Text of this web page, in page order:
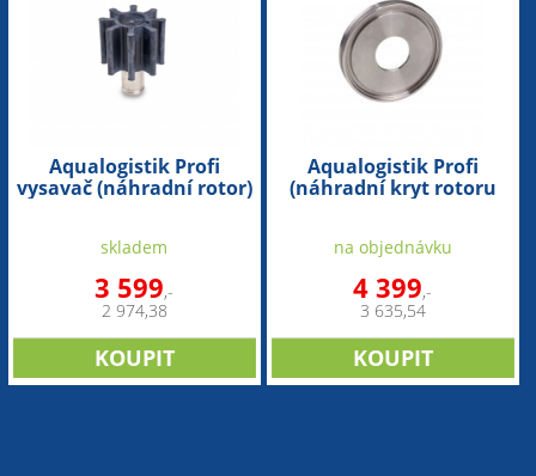
Aqualogistik Profi
vysavač (náhradní rotor)
skladem
3 599,-
2 974,38
Aqualogistik Profi
(náhradní kryt rotoru
na objednávku
4 399,-
3 635,54